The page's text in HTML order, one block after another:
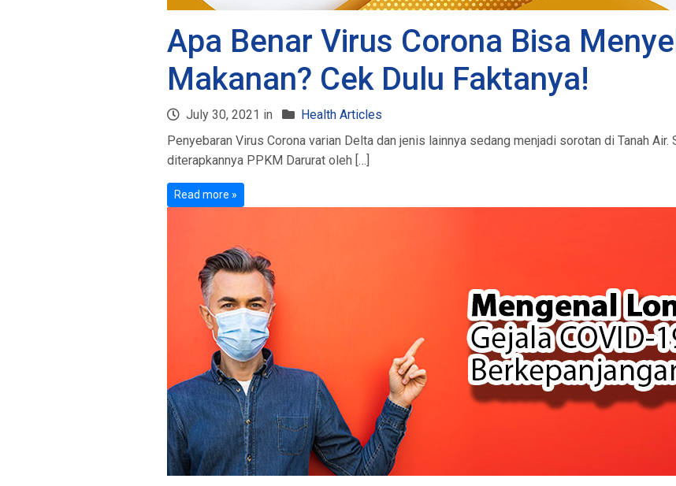
Apa Benar Virus Corona Bisa
Makanan? Cek Dulu Faktanya!
July 30, 2021 in
Health Articles
Penyebaran Virus Corona varian Delta dan jenis lainnya sedang menjadi sorotan di Tanah
diterapkannya PPKM Darurat oleh […]
Read more »